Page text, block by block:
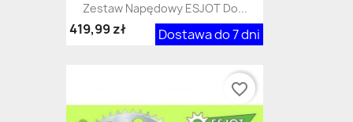
Zestaw Napędowy ESJOT Do...
Dostawa do 7 dni
419,99 zł
favorite_border